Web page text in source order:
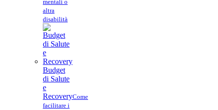
mentali o
altra
disabilità
Budget
di Salute
e
RecoveryCome
facilitare i